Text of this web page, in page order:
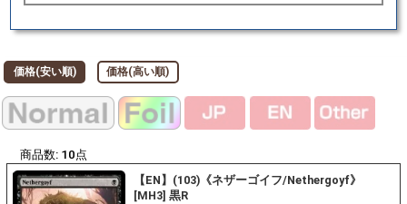
価格(安い順) 価格(高い順)
商品数: 10点
【EN】(103)《ネザーゴイフ/Nethergoyf》
[MH3] 黒R